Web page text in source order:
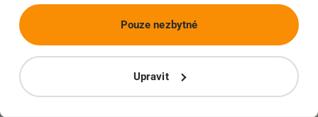
Upravit
Pouze nezbytné